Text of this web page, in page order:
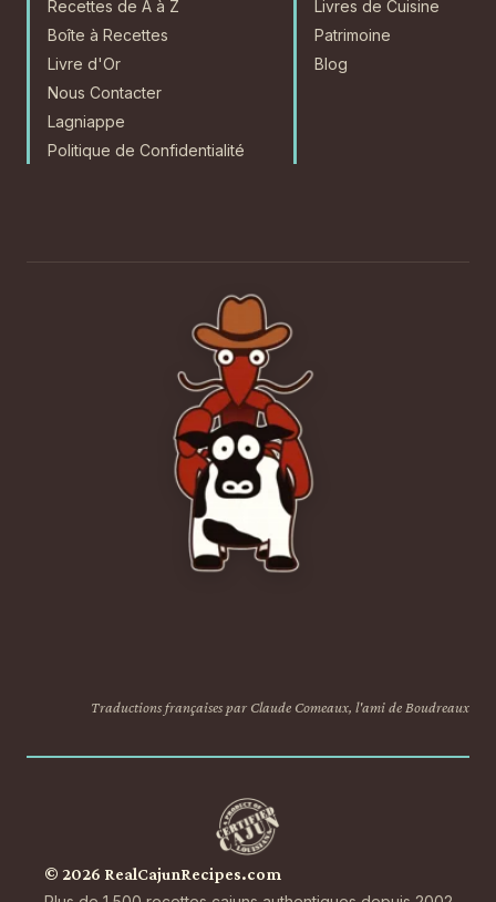
Recettes de A à Z
Boîte à Recettes
Livre d'Or
Nous Contacter
Lagniappe
Politique de Confidentialité
Livres de Cuisine
Patrimoine
Blog
Traductions françaises par Claude Comeaux, l'ami de Boudreaux
© 2026 RealCajunRecipes.com